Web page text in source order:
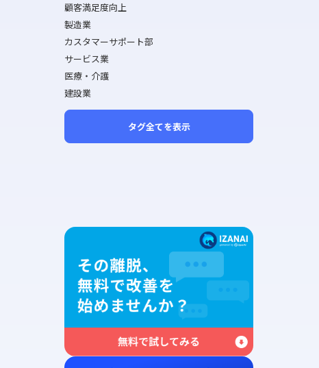
顧客満足度向上
製造業
カスタマーサポート部
サービス業
医療・介護
建設業
タグ全てを表示